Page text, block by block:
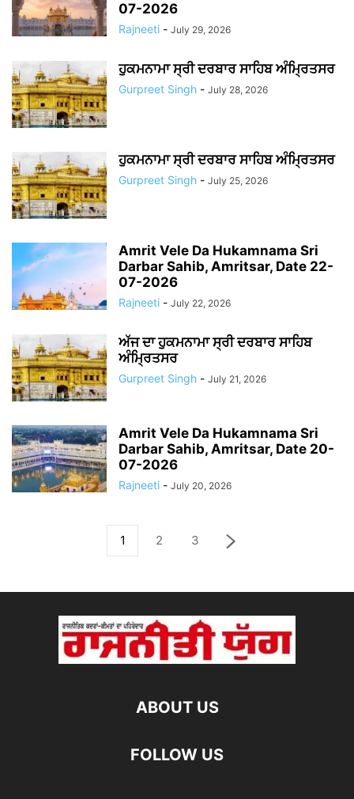
07-2026
Rajneeti - July 29, 2026
ਹੁਕਮਨਾਮਾ ਸ੍ਰੀ ਦਰਬਾਰ ਸਾਹਿਬ ਅੰਮ੍ਰਿਤਸਰ
Gurpreet Singh - July 28, 2026
ਹੁਕਮਨਾਮਾ ਸ੍ਰੀ ਦਰਬਾਰ ਸਾਹਿਬ ਅੰਮ੍ਰਿਤਸਰ
Gurpreet Singh - July 25, 2026
Amrit Vele Da Hukamnama Sri
Darbar Sahib, Amritsar, Date 22-
07-2026
Rajneeti - July 22, 2026
ਅੱਜ ਦਾ ਹੁਕਮਨਾਮਾ ਸ੍ਰੀ ਦਰਬਾਰ ਸਾਹਿਬ
ਅੰਮ੍ਰਿਤਸਰ
Gurpreet Singh - July 21, 2026
Amrit Vele Da Hukamnama Sri
Darbar Sahib, Amritsar, Date 20-
07-2026
Rajneeti - July 20, 2026
1 2 3
ABOUT US
FOLLOW US